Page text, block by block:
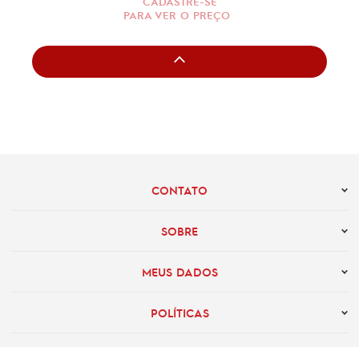
PARA VER O PREÇO
CONTATO
SOBRE
MEUS DADOS
POLÍTICAS